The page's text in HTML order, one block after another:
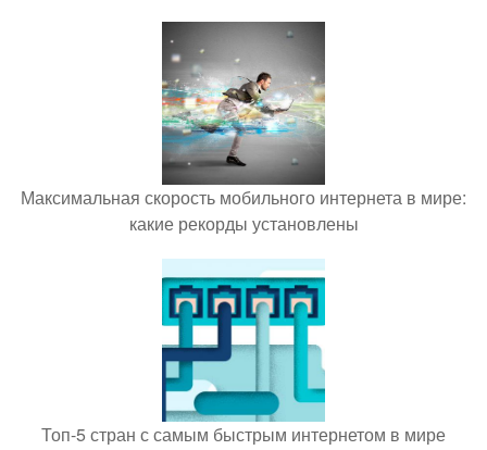
Максимальная скорость мобильного интернета в мире:
какие рекорды установлены
Топ-5 стран с самым быстрым интернетом в мире